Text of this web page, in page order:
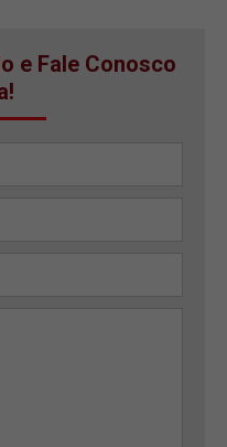
e Fale Conosco